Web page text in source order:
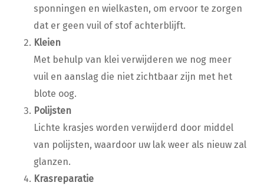
sponningen en wielkasten, om ervoor te zorgen
dat er geen vuil of stof achterblijft.
Kleien
Met behulp van klei verwijderen we nog meer
vuil en aanslag die niet zichtbaar zijn met het
blote oog.
Polijsten
Lichte krasjes worden verwijderd door middel
van polijsten, waardoor uw lak weer als nieuw zal
glanzen.
Krasreparatie